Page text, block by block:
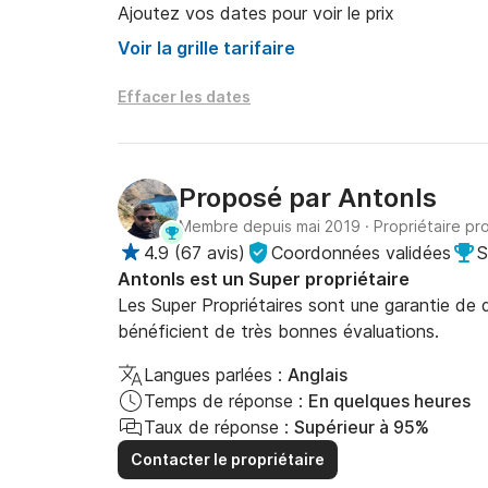
• Visite et baignade à la plage de Xigia
• Retour à Alykanas
? Option Coucher de soleil
Pour une expérience plus romantique et
retour, vous profiterez d'un magnifique
chaudes se reflétant sur l'eau et les falaises
⸻
? Ce qui est inclus
• Location de bateau privé (usage exclusif)
Ajoutez vos dates pour voir le prix
Voir la grille tarifaire
Effacer les dates
Proposé par AntonΙs
Membre depuis mai 2019 · Propriétaire
4.9 (67 avis) Coordonnées validées
AntonΙs est un Super propriétaire
Les Super Propriétaires sont une garantie
bénéficient de très bonnes évaluations.
Langues parlées : Anglais
Temps de réponse : En quelques heures
Taux de réponse : Supérieur à 95%
Contacter le propriétaire